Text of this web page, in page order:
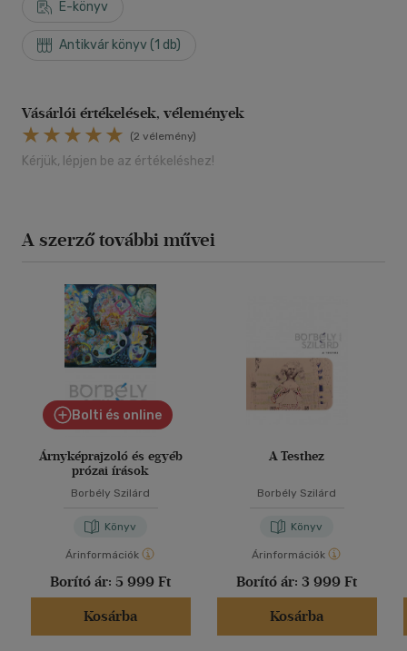
E-könyv
Antikvár könyv (1 db)
Vásárlói értékelések, vélemények
(2 vélemény)
Kérjük, lépjen be az értékeléshez!
A szerző további művei
Bolti és online
Árnyképrajzoló és egyéb
prózai írások
Borbély Szilárd
Könyv
Árinformációk
Borító ár: 5 999 Ft
Kosárba
A Testhez
Borbély Szilárd
Könyv
Árinformációk
Borító ár: 3 999 Ft
Kosárba